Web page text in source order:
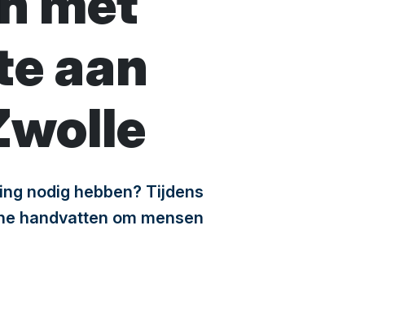
aan
nodig hebben? Tijdens
handvatten om mensen